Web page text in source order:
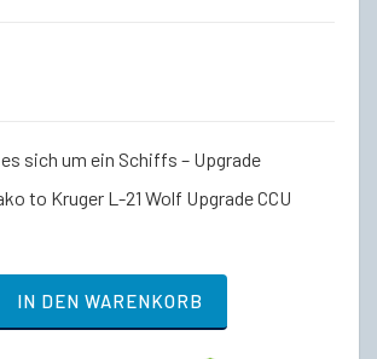
sich um ein Schiffs – Upgrade
to Kruger L-21 Wolf Upgrade CCU
IN DEN WARENKORB